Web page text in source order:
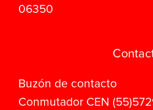
06350
Buzón de contacto
Conmutador CEN